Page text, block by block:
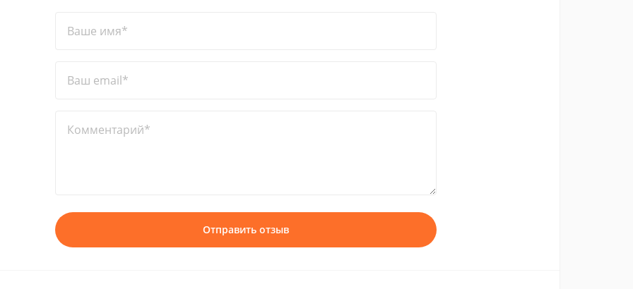
Ваше имя*
Ваш email*
Комментарий*
Отправить отзыв